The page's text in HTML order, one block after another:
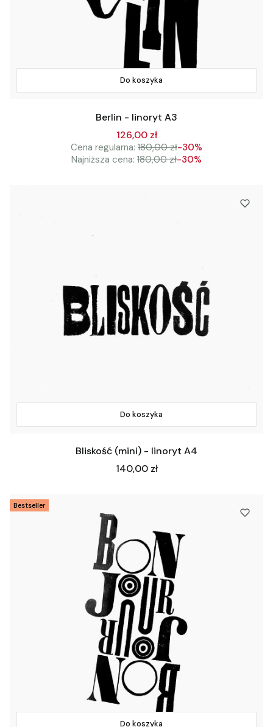
Do koszyka
Berlin - linoryt A3
126,00 zł
Cena regularna: 180,00 zł-30%
Najniższa cena: 180,00 zł-30%
Do koszyka
Bliskość (mini) - linoryt A4
Cena
140,00 zł
Bestseller
Do koszyka